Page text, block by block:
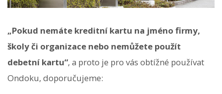
„Pokud nemáte kreditní kartu na jméno firmy,
školy či organizace nebo nemůžete použít
debetní kartu“, a proto je pro vás obtížné používat
Ondoku, doporučujeme: